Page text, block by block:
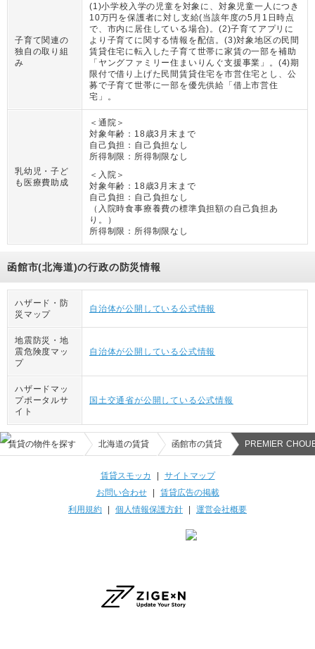
子育て関連の
独自の取り組
み
(1)小学校入学の児童を対象に、対象児童一人につき
10万円を保護者に対し支給(当該年度の5月1日時点
で、市内に居住している場合)。(2)子育てアプリに
より子育てに関する情報を配信。(3)対象地区の民間
賃貸住宅に転入した子育て世帯に家賃の一部を補助
「ヤングファミリー住まいりんぐ支援事業」。(4)期
限付で借り上げた民間賃貸住宅を市営住宅とし、公
募で子育て世帯に一部を優先供給「借上市営住
宅」。
乳幼児・子ど
も医療費助成
＜通院＞
対象年齢： 18歳3月末まで
自己負担： 自己負担なし
所得制限： 所得制限なし
＜入院＞
対象年齢： 18歳3月末まで
自己負担： 自己負担なし
（ 入院時食事療養費の標準負担額の自己負担あ
り。
）
所得制限： 所得制限なし
函館市(北海道)の行政の防災情報
ハザード・防
災マップ
自治体が公開している公式情報
地震防災・地
震危険度マッ
プ
自治体が公開している公式情報
ハザードマッ
プポータルサ
イト
国土交通省が公開している公式情報
賃貸の物件を探す 北海道の賃貸 函館市の賃貸 PREMIER
賃貸スモッカ | サイトマップ
お問い合わせ| 賃貸広告の掲載
利用規約 | 個人情報保護方針 | 運営会社概要